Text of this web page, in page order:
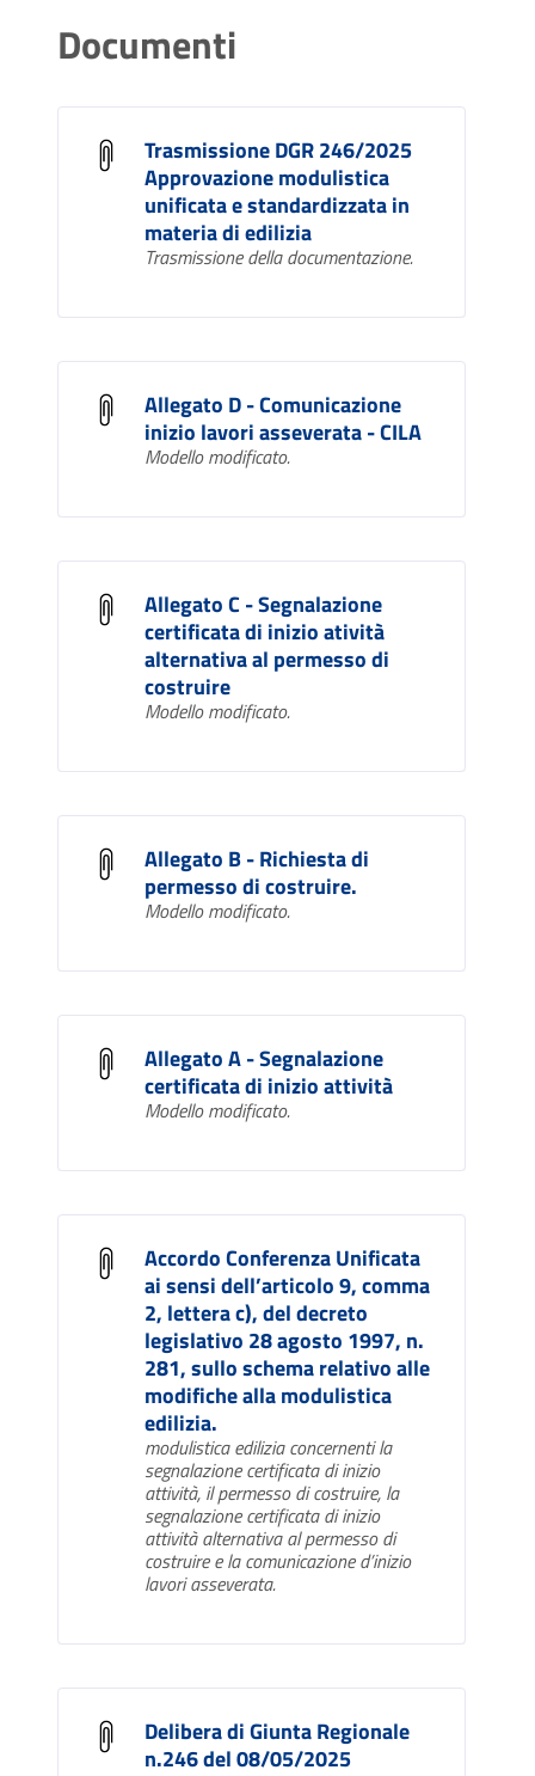
Documenti
Trasmissione DGR 246/2025
Approvazione modulistica
unificata e standardizzata in
materia di edilizia
Trasmissione della documentazione.
Allegato D - Comunicazione
inizio lavori asseverata - CILA
Modello modificato.
Allegato C - Segnalazione
certificata di inizio atività
alternativa al permesso di
costruire
Modello modificato.
Allegato B - Richiesta di
permesso di costruire.
Modello modificato.
Allegato A - Segnalazione
certificata di inizio attività
Modello modificato.
Accordo Conferenza Unificata
ai sensi dell’articolo 9, comma
2, lettera c), del decreto
legislativo 28 agosto 1997, n.
281, sullo schema relativo alle
modifiche alla modulistica
edilizia.
modulistica edilizia concernenti la
segnalazione certificata di inizio
attività, il permesso di costruire, la
segnalazione certificata di inizio
attività alternativa al permesso di
costruire e la comunicazione d’inizio
lavori asseverata.
Delibera di Giunta Regionale
n.246 del 08/05/2025